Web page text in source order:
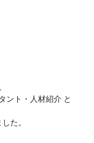
ント・人材紹介 と
た。